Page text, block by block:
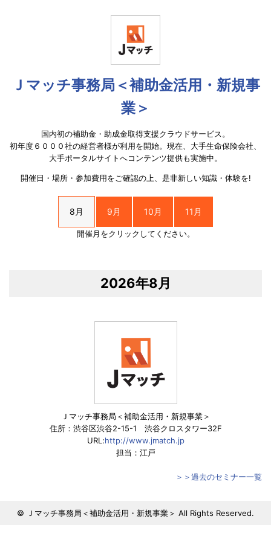
Ｊマッチ事務局＜補助金活用・新規事
業＞
国内初の補助金・助成金取得支援クラウドサービス。
初年度６０００社の経営者様が利用を開始。現在、大手生命保険会社、
大手ポータルサイトへコンテンツ提供も実施中。
開催日・場所・参加費用をご確認の上、是非新しい知識・体験を!
8月 9月 10月 11月
開催月をクリックしてください。
2026年8月
Ｊマッチ事務局＜補助金活用・新規事業＞
住所：渋谷区渋谷2-15-1 渋谷クロスタワー32F
URL:http://www.jmatch.jp
担当：江戸
＞＞過去のセミナー一覧
© Ｊマッチ事務局＜補助金活用・新規事業＞ All Rights Reserved.